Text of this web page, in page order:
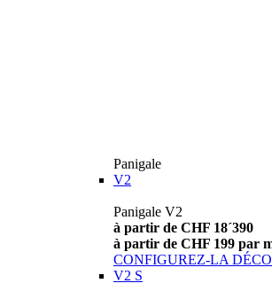
Panigale
V2
Panigale V2
à partir de CHF 18´390
à partir de CHF 199 par
CONFIGUREZ-LA
V2 S